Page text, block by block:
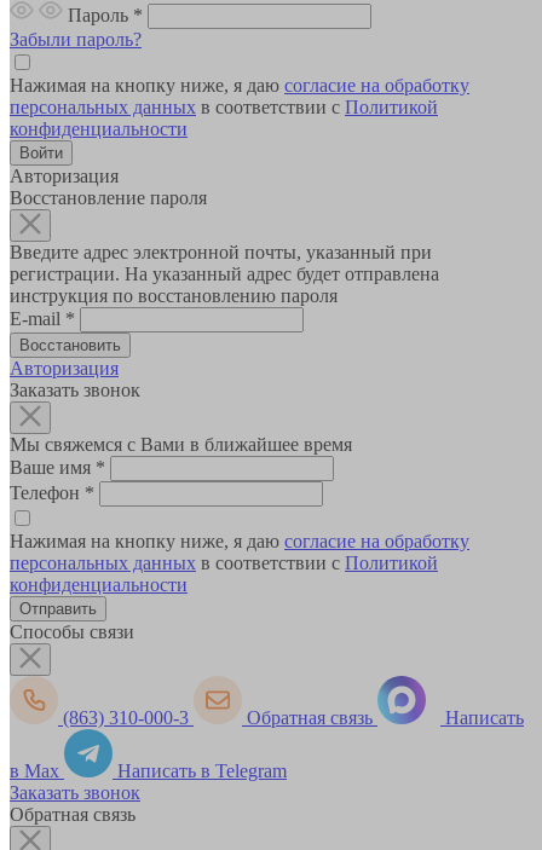
Пароль *
Забыли пароль?
Нажимая на кнопку ниже, я даю согласие на обработку
персональных данных в соответствии с Политикой
конфиденциальности
Авторизация
Восстановление пароля
Введите адрес электронной почты, указанный при
регистрации. На указанный адрес будет отправлена
инструкция по восстановлению пароля
E-mail *
Авторизация
Заказать звонок
Мы свяжемся с Вами в ближайшее время
Ваше имя *
Телефон *
Нажимая на кнопку ниже, я даю согласие на обработку
персональных данных в соответствии с Политикой
конфиденциальности
Способы связи
(863) 310-000-3 Обратная связь Написать
в Max
Написать в Telegram
Заказать звонок
Обратная связь